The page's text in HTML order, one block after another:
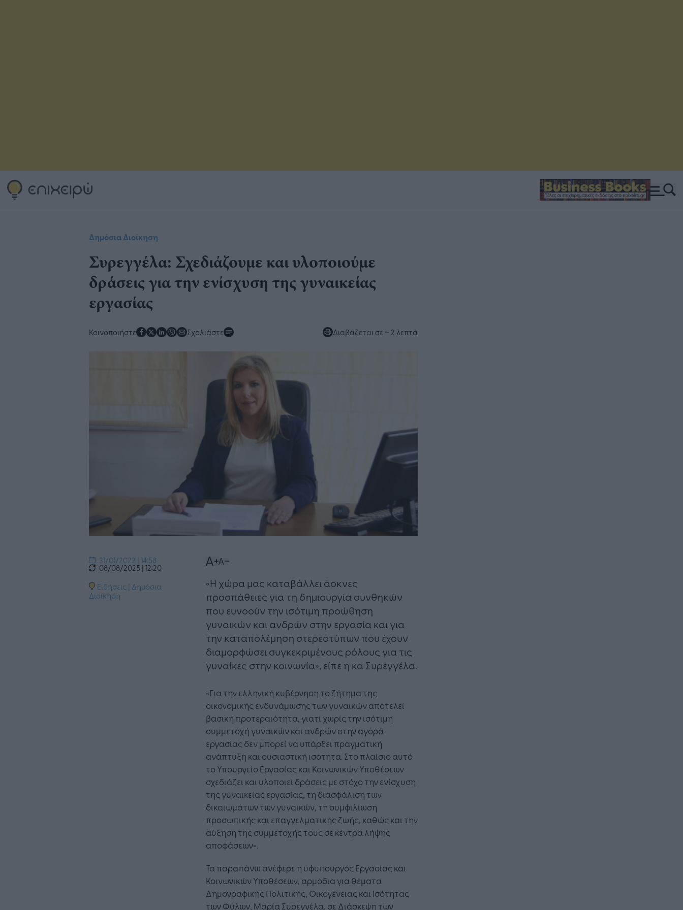
Δημόσια Διοίκηση
Συρεγγέλα: Σχεδιάζουμε και υλοποιούμε
δράσεις για την ενίσχυση της γυναικείας
εργασίας
Κοινοποιήστε Σχολιάστε Διαβάζεται σε ~ 2 λεπτά
31/01/2022 | 14:58
08/08/2025 | 12:20
Ειδήσεις | Δημόσια
Διοίκηση
«Η χώρα μας καταβάλλει άοκνες
προσπάθειες για τη δημιουργία συνθηκών
που ευνοούν την ισότιμη προώθηση
γυναικών και ανδρών στην εργασία και για
την καταπολέμηση στερεοτύπων που έχουν
διαμορφώσει συγκεκριμένους ρόλους για τις
γυναίκες στην κοινωνία», είπε η κα Συρεγγέλα.
«Για την ελληνική κυβέρνηση το ζήτημα της
οικονομικής ενδυνάμωσης των γυναικών αποτελεί
βασική προτεραιότητα, γιατί χωρίς την ισότιμη
συμμετοχή γυναικών και ανδρών στην αγορά
εργασίας δεν μπορεί να υπάρξει πραγματική
ανάπτυξη και ουσιαστική ισότητα. Στο πλαίσιο αυτό
το Υπουργείο Εργασίας και Κοινωνικών Υποθέσεων
σχεδιάζει και υλοποιεί δράσεις με στόχο την ενίσχυση
της γυναικείας εργασίας, τη διασφάλιση των
δικαιωμάτων των γυναικών, τη συμφιλίωση
προσωπικής και επαγγελματικής ζωής, καθώς και την
αύξηση της συμμετοχής τους σε κέντρα λήψης
αποφάσεων».
Τα παραπάνω ανέφερε η υφυπουργός Εργασίας και
Κοινωνικών Υποθέσεων, αρμόδια για θέματα
Δημογραφικής Πολιτικής, Οικογένειας και Ισότητας
των Φύλων, Μαρία Συρεγγέλα, σε Διάσκεψη των